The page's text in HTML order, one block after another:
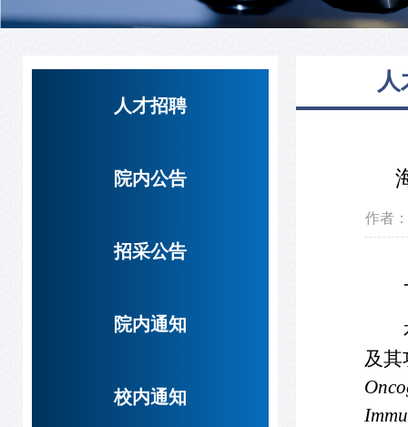
人才招聘
院内公告
招采公告
院内通知
校内通知
作
及其